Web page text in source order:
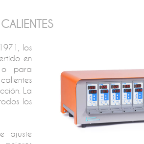
los
en
o para
La
los
ajuste